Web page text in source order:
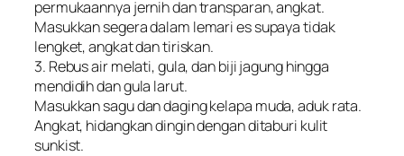
permukaannya jernih dan transparan, angkat.
Masukkan segera dalam lemari es supaya tidak
lengket, angkat dan tiriskan.
3. Rebus air melati, gula, dan biji jagung hingga
mendidih dan gula larut.
Masukkan sagu dan daging kelapa muda, aduk rata.
Angkat, hidangkan dingin dengan ditaburi kulit
sunkist.